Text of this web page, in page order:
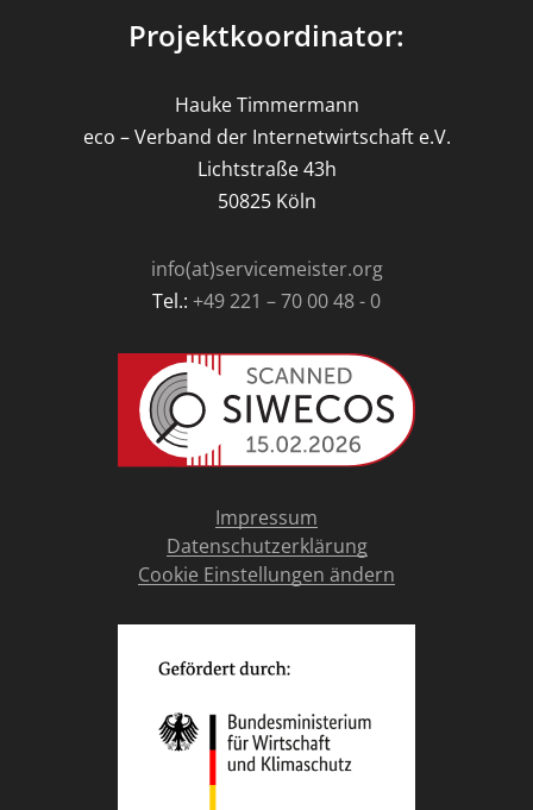
Projektkoordinator:
Hauke Timmermann
eco – Verband der Internetwirtschaft e.V.
Lichtstraße 43h
50825 Köln
info(at)servicemeister.org
Tel.: +49 221 – 70 00 48 - 0
Impressum
Datenschutzerklärung
Cookie Einstellungen ändern